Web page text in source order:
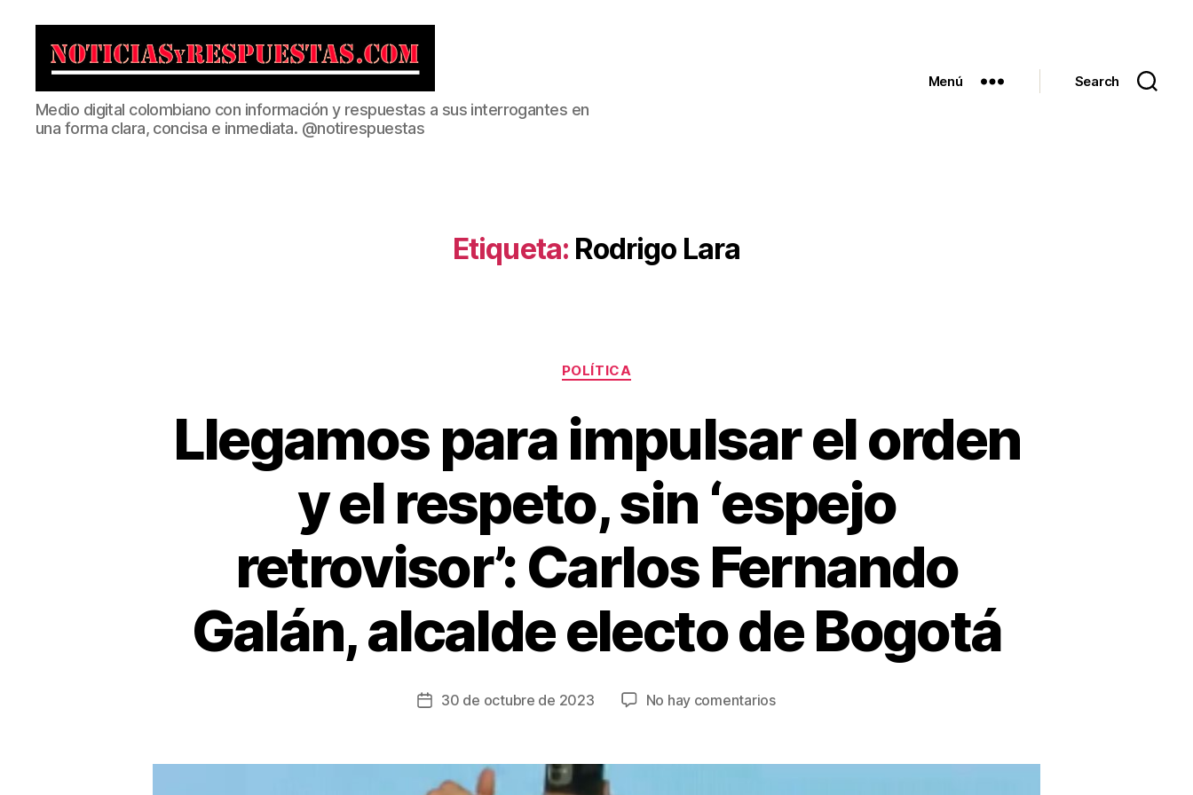
Noticias
y
Respuestas
Medio digital colombiano con información y respuestas a sus interrogantes en
una forma clara, concisa e inmediata. @notirespuestas
Menú Search
Etiqueta: Rodrigo Lara
Categorías
POLÍTICA
Llegamos para impulsar el orden
y el respeto, sin ‘espejo
retrovisor’: Carlos Fernando
Galán, alcalde electo de Bogotá
Fecha
entrada
30 de octubre de 2023 No hay comentariosen
impulsar